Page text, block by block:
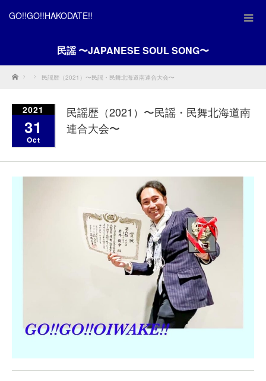
GO!!GO!!HAKODATE!!
民謡 〜JAPANESE SOUL SONG〜
Home 民謡歴（2021）〜民謡・民舞北海道南連合大会〜
2021
31
Oct
民謡歴（2021）〜民謡・民舞北海道南
連合大会〜